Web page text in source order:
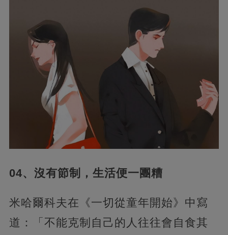
04、沒有節制，生活便一團糟
米哈爾科夫在《一切從童年開始》中寫
道：「不能克制自己的人往往會自食其